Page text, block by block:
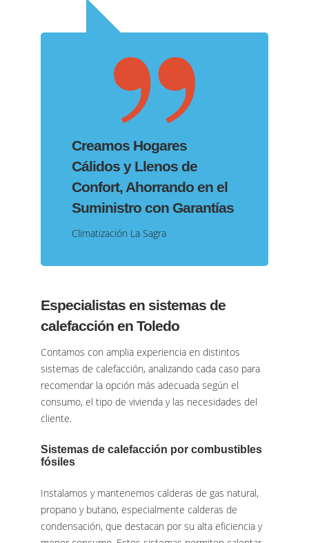
Creamos Hogares
Cálidos y Llenos de
Confort, Ahorrando en el
Suministro con Garantías
Climatización La Sagra
Especialistas en sistemas de
calefacción en Toledo
Contamos con amplia experiencia en distintos
sistemas de calefacción, analizando cada caso para
recomendar la opción más adecuada según el
consumo, el tipo de vivienda y las necesidades del
cliente.
Sistemas de calefacción por combustibles
fósiles
Instalamos y mantenemos calderas de gas natural,
propano y butano, especialmente calderas de
condensación, que destacan por su alta eficiencia y